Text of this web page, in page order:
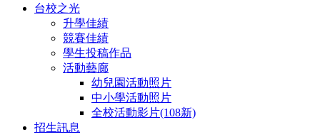
台校之光
升學佳績
競賽佳績
學生投稿作品
活動藝廊
幼兒園活動照片
中小學活動照片
全校活動影片(108新)
招生訊息